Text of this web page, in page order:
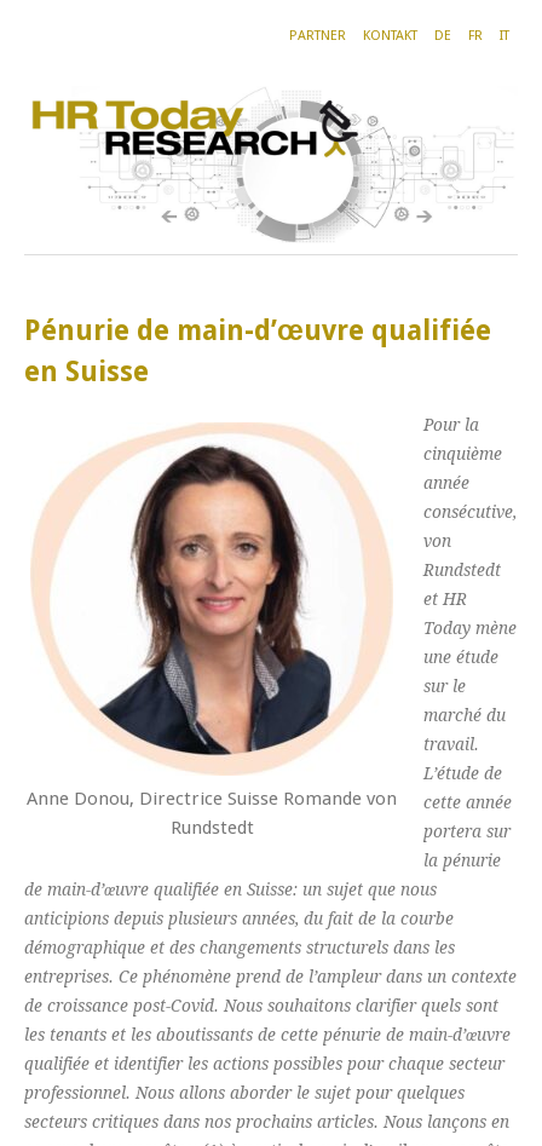
PARTNER KONTAKT DE FR IT
Pénurie de main-d’œuvre qualifiée
en Suisse
Anne Donou, Directrice Suisse Romande von
Rundstedt
Pour la
cinquième
année
consécutive,
von
Rundstedt
et HR
Today mène
une étude
sur le
marché du
travail.
L’étude de
cette année
portera sur
la pénurie
de main-d’œuvre qualifiée en Suisse: un sujet que nous
anticipions depuis plusieurs années, du fait de la courbe
démographique et des changements structurels dans les
entreprises. Ce phénomène prend de l’ampleur dans un contexte
de croissance post-Covid. Nous souhaitons clarifier quels sont
les tenants et les aboutissants de cette pénurie de main-d’œuvre
qualifiée et identifier les actions possibles pour chaque secteur
professionnel. Nous allons aborder le sujet pour quelques
secteurs critiques dans nos prochains articles. Nous lançons en